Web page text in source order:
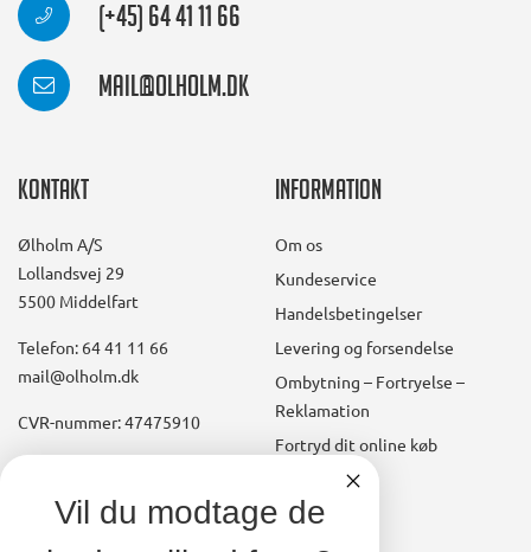
(+45) 64 41 11 66
mail@olholm.dk
Kontakt
Ølholm A/S
Lollandsvej 29
5500 Middelfart
Telefon: 64 41 11 66
mail@olholm.dk
CVR-nummer: 47475910
Information
Om os
Kundeservice
Handelsbetingelser
Levering og forsendelse
Ombytning – Fortryelse –
Reklamation
Fortryd dit online køb
Konto
square
Vil du modtage de